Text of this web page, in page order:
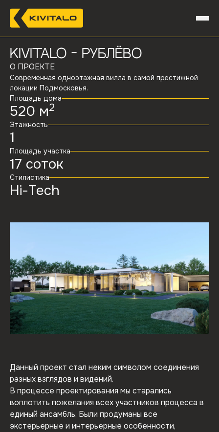
Kivitalo - Рублёво
О ПРОЕКТЕ
Современная одноэтажная вилла в самой престижной
локации Подмосковья.
Площадь дома
520 м2
Этажность
1
Площадь участка
17 соток
Стилистика
Hi-Tech
Данный проект стал неким символом соединения
разных взглядов и видений.
В процессе проектирования мы старались
воплотить пожелания всех участников процесса в
единый ансамбль. Были продуманы все
экстерьерные и интерьерные особенности,